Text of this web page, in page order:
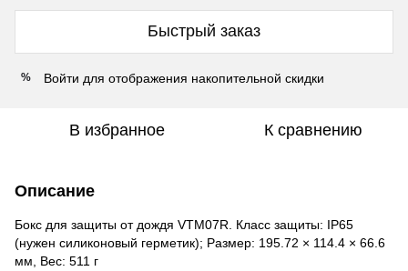
Быстрый заказ
% Войти для отображения накопительной скидки
В избранное К сравнению
Описание
Бокс для защиты от дождя VTM07R. Класс защиты: IP65
(нужен силиконовый герметик); Размер: 195.72 × 114.4 × 66.6
мм, Вес: 511 г